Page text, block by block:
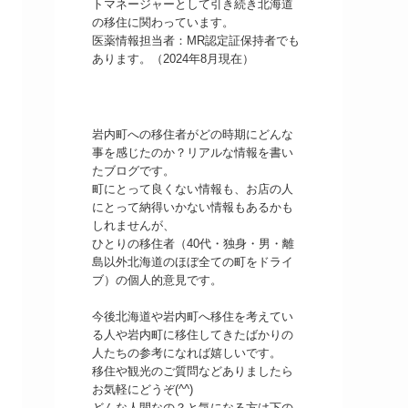
トマネージャーとして引き続き北海道
の移住に関わっています。
医薬情報担当者：MR認定証保持者でも
あります。（2024年8月現在）
岩内町への移住者がどの時期にどんな
事を感じたのか？リアルな情報を書い
たブログです。
町にとって良くない情報も、お店の人
にとって納得いかない情報もあるかも
しれませんが、
ひとりの移住者（40代・独身・男・離
島以外北海道のほぼ全ての町をドライ
ブ）の個人的意見です。
今後北海道や岩内町へ移住を考えてい
る人や岩内町に移住してきたばかりの
人たちの参考になれば嬉しいです。
移住や観光のご質問などありましたら
お気軽にどうぞ(^^)